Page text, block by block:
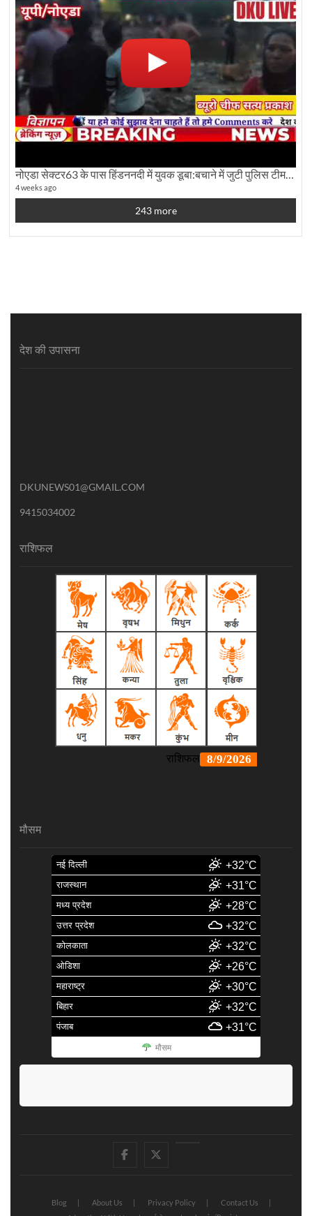
नोएडा सेक्टर63 के पास हिंडननदी में युवक डूबा:बचाने में जुटी पुलिस टीम: देखिए पूरी ग्राउंड रिपोर्टिंग
4 weeks ago
243 more
देश की उपासना
DKUNEWS01@GMAIL.COM
9415034002
राशिफल
मौसम
नई दिल्ली +32°C
राजस्थान +31°C
मध्य प्रदेश +28°C
उत्तर प्रदेश +32°C
कोलकाता +32°C
ओडिशा +26°C
महाराष्ट्र +30°C
बिहार +32°C
पंजाब +31°C
मौसम
facebook
Blog About Us Privacy Policy
Contact Us